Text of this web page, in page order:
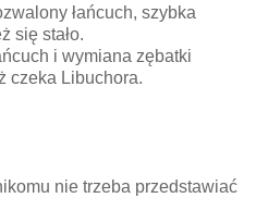
łańcuch, szybka
się stało.
i wymiana zębatki
czeka Libuchora.
nie trzeba przedstawiać